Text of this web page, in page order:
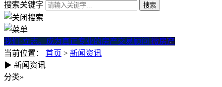
搜索关键字
我们·立志。成为真正专业的房产交易顾问 微房产
当前位置： 首页 > 新闻资讯
房子哪个楼层最好？内行人揭
▶ 新闻资讯
分类»